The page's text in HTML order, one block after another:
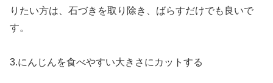
りたい方は、石づきを取り除き、ばらすだけでも良いで
す。
3.にんじんを食べやすい大きさにカットする